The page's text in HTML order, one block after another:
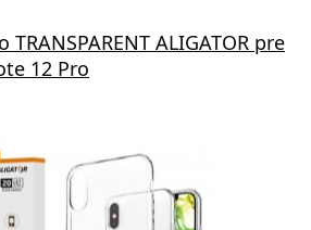
ALIGATOR pre
12 Pro